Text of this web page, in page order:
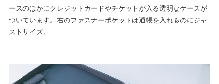
ースのほかにクレジットカードやチケットが入る透明なケースが
ついています。右のファスナーポケットは通帳を入れるのにジャ
ストサイズ。